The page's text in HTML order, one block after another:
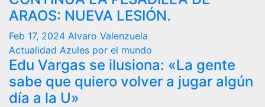
ARAOS: NUEVA LESIÓN.
Feb 17, 2024 Alvaro Valenzuela
Actualidad Azules por el mundo
Edu Vargas se ilusiona: «La gente
sabe que quiero volver a jugar algún
día a la U»